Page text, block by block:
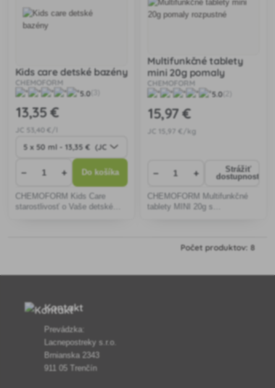
Kids care detské bazény
CHEMOFORM
5.0
13,35 €
53 ,40 €/l
− + Do košíka
CHEMOFORM Kids Care
starostlivosť o Vaše detské
Multifunkčné tablety
mini 20g pomaly
rozpustné
CHEMOFORM
5.0(2)
15,97 €
15 ,97 €/kg
− +
Strážiť
dostupnosť
CHEMOFORM Multifunkčné
tablety MINI 20g s
Počet produktov: 8
Kontakt
Prevádzka:
Lacnepostreky s.r.o.
Brnianska 2343
911 05 Trenčín